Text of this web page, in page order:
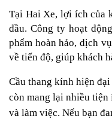
Tại Hai Xe, lợi ích của
đầu. Công ty hoạt
phẩm hoàn hảo, dịch
về tiến độ, giúp khách
Cầu thang kính hiện
còn mang lại nhiều
và làm việc. Nếu bạn